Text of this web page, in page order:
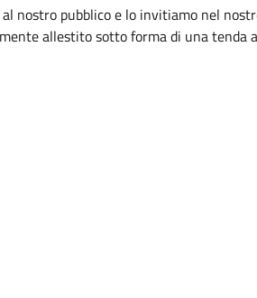
nostro pubblico e lo invitiamo nel
allestito sotto forma di una tenda